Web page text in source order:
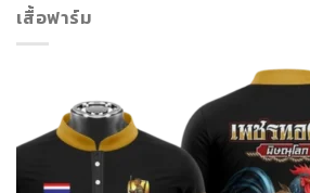
เสื้อฟาร์ม